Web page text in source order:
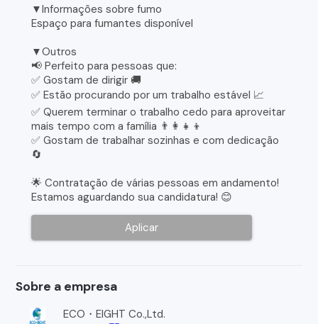
▼Informações sobre fumo
Espaço para fumantes disponível
▼Outros
📢 Perfeito para pessoas que:
✅ Gostam de dirigir 🚚
✅ Estão procurando por um trabalho estável 📈
✅ Querem terminar o trabalho cedo para aproveitar
mais tempo com a família 👨‍👩‍👧‍👦
✅ Gostam de trabalhar sozinhas e com dedicação
🔄
🌟 Contratação de várias pessoas em andamento!
Estamos aguardando sua candidatura! 😊
Aplicar
Sobre a empresa
ECO・EIGHT Co.,Ltd.